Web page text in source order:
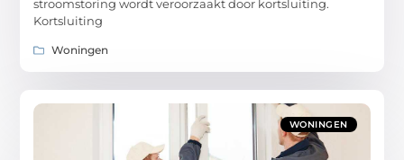
stroomstoring wordt veroorzaakt door kortsluiting.
Kortsluiting
Woningen
WONINGEN